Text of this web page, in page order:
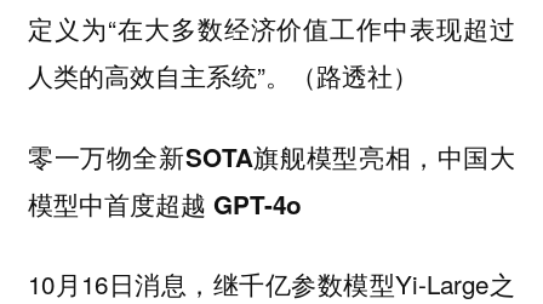
定义为“在大多数经济价值工作中表现超过
人类的高效自主系统”。（路透社）
零一万物全新SOTA旗舰模型亮相，中国大
模型中首度超越 GPT-4o
10月16日消息，继千亿参数模型Yi-Large之